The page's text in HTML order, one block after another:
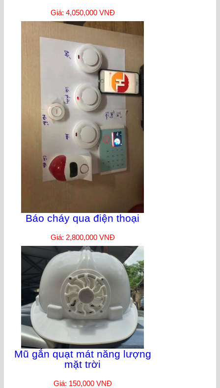
Giá: 4,050,000 VNĐ
Báo cháy qua điện thoại
Giá: 2,800,000 VNĐ
Mũ gắn quạt mát năng lượng
mặt trời
Giá: 150,000 VNĐ